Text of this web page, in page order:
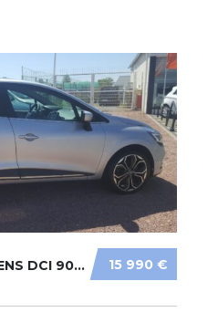
15 990 €
RENAULT CLIO IV INTENS DCI 90CV